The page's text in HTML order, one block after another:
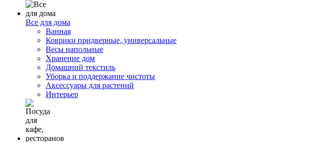
Все для дома
Ванная
Коврики придверные, универсальные
Весы напольные
Хранение дом
Домашний текстиль
Уборка и поддержание чистоты
Аксессуары для растений
Интерьер